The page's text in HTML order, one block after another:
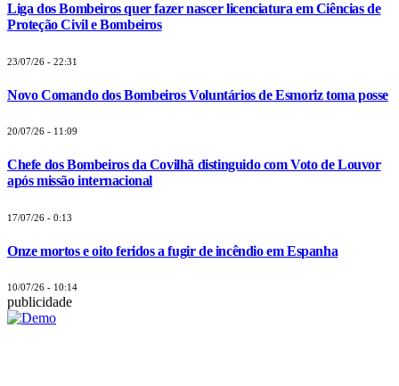
Liga dos Bombeiros quer fazer nascer licenciatura em Ciências de
Proteção Civil e Bombeiros
23/07/26 - 22:31
Novo Comando dos Bombeiros Voluntários de Esmoriz toma posse
20/07/26 - 11:09
Chefe dos Bombeiros da Covilhã distinguido com Voto de Louvor
após missão internacional
17/07/26 - 0:13
Onze mortos e oito feridos a fugir de incêndio em Espanha
10/07/26 - 10:14
publicidade